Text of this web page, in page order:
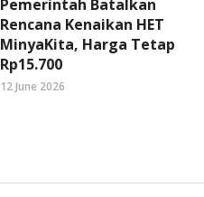
Pemerintah Batalkan
Rencana Kenaikan HET
MinyaKita, Harga Tetap
Rp15.700
12 June 2026